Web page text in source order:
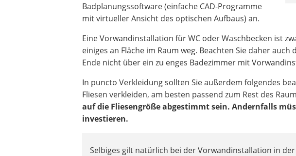
Badplanungssoftware (einfache CAD-Programme
mit virtueller Ansicht des optischen Aufbaus) an.
Eine Vorwandinstallation für WC oder Waschbecken ist
einiges an Fläche im Raum weg. Beachten Sie daher
Ende nicht über ein zu enges Badezimmer mit
In puncto Verkleidung sollten Sie außerdem folgendes
Fliesen verkleiden, am besten passend zum Rest des
auf die Fliesengröße abgestimmt sein. Andernfalls
investieren.
Selbiges gilt natürlich bei der Vorwandinstallation in der